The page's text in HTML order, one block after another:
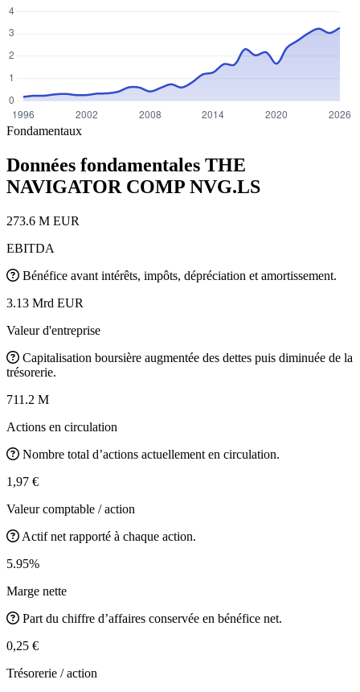
Fondamentaux
Données fondamentales THE
NAVIGATOR COMP NVG.LS
273.6 M EUR
EBITDA
Bénéfice avant intérêts, impôts, dépréciation et amortissement.
3.13 Mrd EUR
Valeur d'entreprise
Capitalisation boursière augmentée des dettes puis diminuée de la
trésorerie.
711.2 M
Actions en circulation
Nombre total d’actions actuellement en circulation.
1,97 €
Valeur comptable / action
Actif net rapporté à chaque action.
5.95%
Marge nette
Part du chiffre d’affaires conservée en bénéfice net.
0,25 €
Trésorerie / action